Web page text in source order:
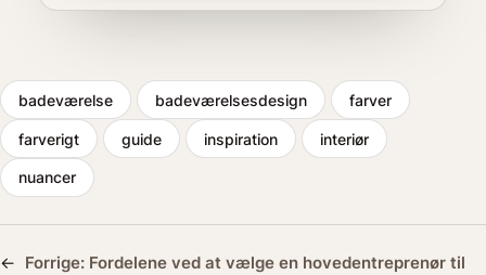
badeværelse badeværelsesdesign farver
farverigt guide inspiration interiør
nuancer
← Forrige: Fordelene ved at vælge en hovedentreprenør til